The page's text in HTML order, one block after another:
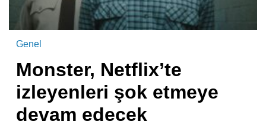
Genel
Monster, Netflix’te
izleyenleri şok etmeye
devam edecek